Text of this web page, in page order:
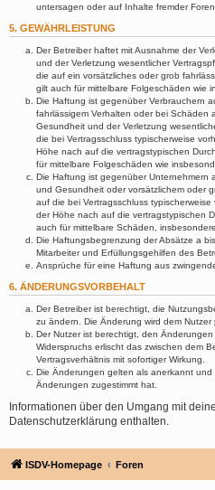
untersagen oder auf Inhalte fremder
5. GEWÄHRLEISTUNG
Der Betreiber haftet mit Ausnahme der
und der Verletzung wesentlicher
die auf ein vorsätzliches oder grob
gilt auch für mittelbare Folgeschäden wie
Die Haftung ist gegenüber Verbrauchern
fahrlässigem Verhalten oder bei Schäden
Gesundheit und der Verletzung
die bei Vertragsschluss typischerweise
Höhe nach auf die vertragstypischen
für mittelbare Folgeschäden wie
Die Haftung ist gegenüber Unternehmern
und Gesundheit oder vorsätzlichem oder
auf die bei Vertragsschluss
der Höhe nach auf die vertragstypischen
auch für mittelbare Schäden,
Die Haftungsbegrenzung der Absätze a
Mitarbeiter und Erfüllungsgehilfen des
Ansprüche für eine Haftung aus
6. ÄNDERUNGSVORBEHALT
Der Betreiber ist berechtigt, die
zu ändern. Die Änderung wird dem Nutzer
Der Nutzer ist berechtigt, den
Widerspruchs erlischt das zwischen dem
Vertragsverhältnis mit sofortiger Wirkung.
Die Änderungen gelten als anerkannt
Änderungen zugestimmt hat.
Informationen über den Umgang mit
Datenschutzerklärung enthalten.
ISDV-Homepage Foren